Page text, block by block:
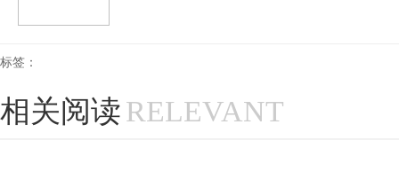
标签：
相关阅读RELEVANT